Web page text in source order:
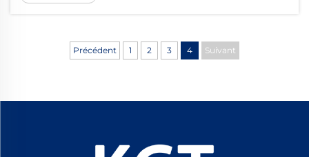
Précédent 1 2 3 4 Suivant